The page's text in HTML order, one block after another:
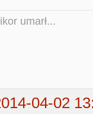
26
27
32 NEXT I
umarł...
04-02